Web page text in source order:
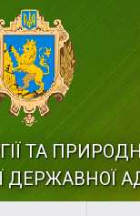
ТА
ДЕРЖАВНОЇ